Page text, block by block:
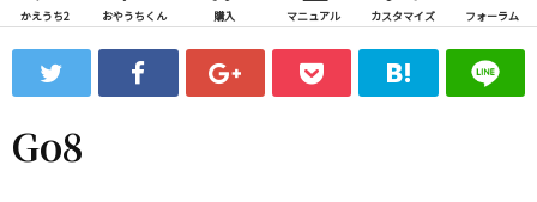
ス
ッ
わ
フ
ォ
ム
かえうち2 おやうちくん 購入 マニュアル カスタマイズ フォーラム
Go8